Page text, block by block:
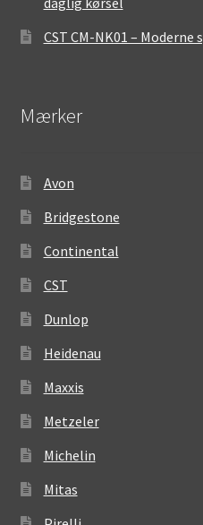
CST CM-NK01 –
Mærker
Avon
Bridgestone
Continental
CST
Dunlop
Heidenau
Maxxis
Metzeler
Michelin
Mitas